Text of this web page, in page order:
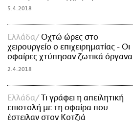
5.4.2018
Ελλάδα
Οχτώ ώρες στο
χειρουργείο ο επιχειρηματίας - Οι
σφαίρες χτύπησαν ζωτικά όργανα
2.4.2018
Ελλάδα
Τι γράφει η απειλητική
επιστολή με τη σφαίρα που
έστειλαν στον Κοτζιά